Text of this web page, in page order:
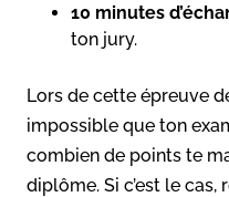
10 minutes
ton jury.
Lors de cette épreuve
impossible que ton
combien de points te
diplôme. Si c’est le